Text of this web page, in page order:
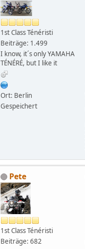
1st Class Ténéristi
Beiträge: 1.499
I know, it´s only YAMAHA
TÉNÉRÉ, but I like it
Ort: Berlin
Gespeichert
Pete
1st Class Ténéristi
Beiträge: 682